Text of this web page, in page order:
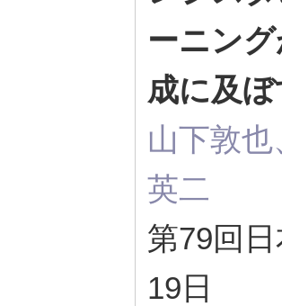
ーニン
成に及
山下敦
英二
第79回
19日